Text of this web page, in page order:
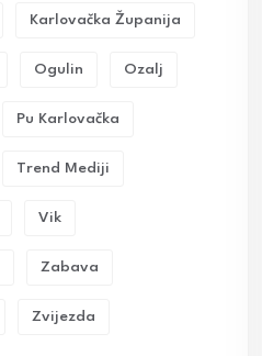
Karlovačka Županija
Ogulin Ozalj
Pu Karlovačka
Trend Mediji
Vik
Zabava
Zvijezda